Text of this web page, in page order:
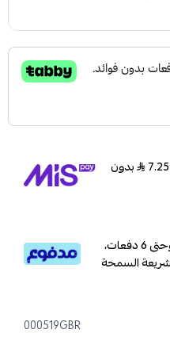
بدون
قسم دفعاتك بطريقة ميسرة إلى 4 وحتى 6 دفعات،
السمحة
000519GBR